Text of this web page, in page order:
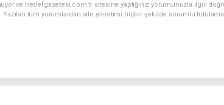
ve hedefgazetesi.com.tr sitesine yaptığınız yorumunuzla ilgili
Yazılan tüm yorumlardan site yönetimi hiçbir şekilde sorumlu